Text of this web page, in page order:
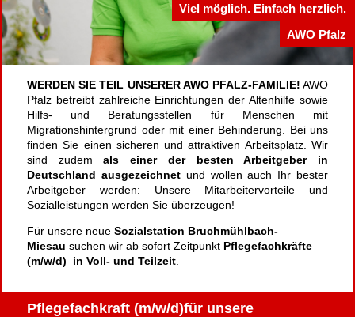
Viel möglich. Einfach herzlich.
AWO Pfalz
WERDEN SIE TEIL UNSERER AWO PFALZ-FAMILIE! AWO
Pfalz betreibt zahlreiche Einrichtungen der Altenhilfe sowie
Hilfs- und Beratungsstellen für Menschen mit
Migrationshintergrund oder mit einer Behinderung. Bei uns
finden Sie einen sicheren und attraktiven Arbeitsplatz. Wir
sind zudemals einer der besten Arbeitgeber in
Deutschland ausgezeichnetund wollen auch Ihr bester
Arbeitgeber werden: Unsere Mitarbeitervorteile und
Sozialleistungen werden Sie überzeugen!
Für unsere neue Sozialstation Bruchmühlbach-
Miesau suchen wir ab sofort Zeitpunkt Pflegefachkräfte
(m/w/d) in Voll- und Teilzeit
Pflegefachkraft (m/w/d)für unsere